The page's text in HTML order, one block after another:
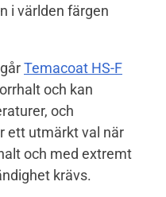
i världen färgen
Temacoat HS-F
och kan
och
ett utmärkt val när
och med extremt
krävs.